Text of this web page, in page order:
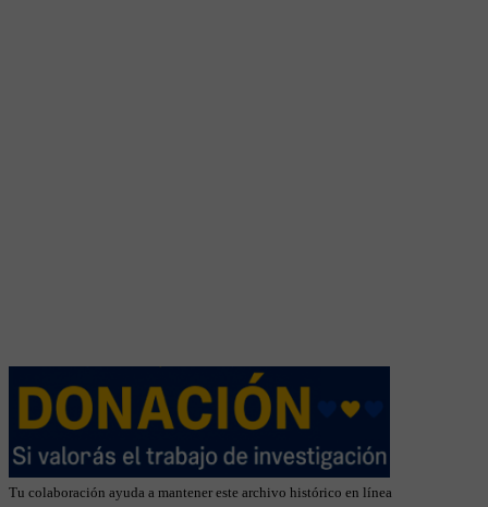
Tu colaboración ayuda a mantener este archivo histórico en línea